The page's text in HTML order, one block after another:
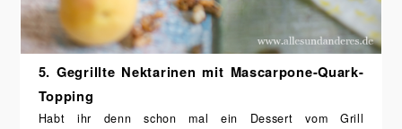
5. Gegrillte Nektarinen mit Mascarpone-Quark-
Topping
Habt ihr denn schon mal ein Dessert vom Grill